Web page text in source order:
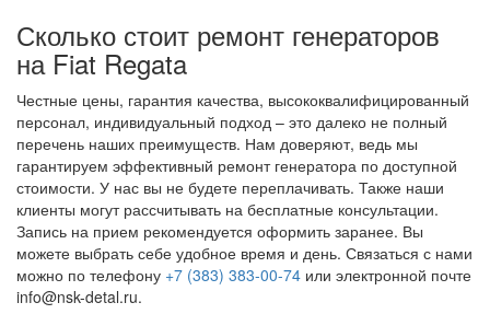
Сколько стоит ремонт генераторов
на Fiat Regata
Честные цены, гарантия качества, высококвалифицированный
персонал, индивидуальный подход – это далеко не полный
перечень наших преимуществ. Нам доверяют, ведь мы
гарантируем эффективный ремонт генератора по доступной
стоимости. У нас вы не будете переплачивать. Также наши
клиенты могут рассчитывать на бесплатные консультации.
Запись на прием рекомендуется оформить заранее. Вы
можете выбрать себе удобное время и день. Связаться с нами
можно по телефону +7 (383) 383-00-74 или электронной почте
info@nsk-detal.ru.